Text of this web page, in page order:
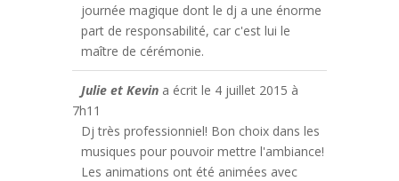
journée magique dont le dj a une énorme
part de responsabilité, car c'est lui le
maître de cérémonie.
Julie et Kevin a écrit le 4 juillet 2015 à
7h11
Dj très professionniel! Bon choix dans les
musiques pour pouvoir mettre l'ambiance!
Les animations ont été animées avec